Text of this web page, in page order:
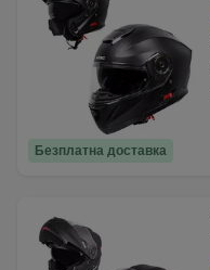
Безплатна доставка